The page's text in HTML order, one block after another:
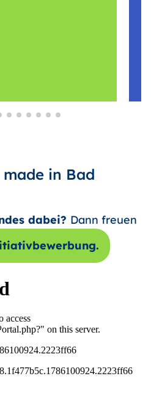
in Bad
dabei? Dann freuen